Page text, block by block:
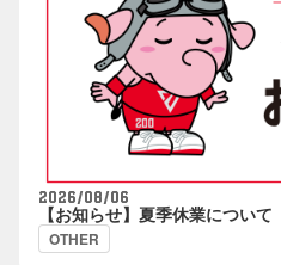
2026/08/06
【お知らせ】夏季休業について
OTHER